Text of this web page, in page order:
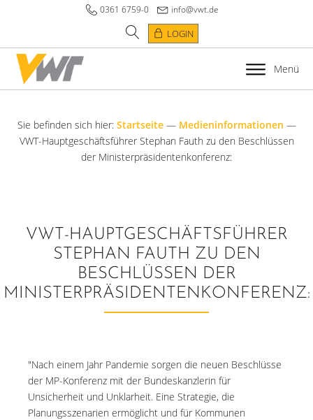
0361 6759-0 info@vwt.de
LOGIN
Menü
Sie befinden sich hier: Startseite— Medieninformationen —
VWT-Hauptgeschäftsführer Stephan Fauth zu den Beschlüssen
der Ministerpräsidentenkonferenz:
VWT-HAUPTGESCHÄFTSFÜHRER
STEPHAN FAUTH ZU DEN
BESCHLÜSSEN DER
MINISTERPRÄSIDENTENKONFERENZ:
"Nach einem Jahr Pandemie sorgen die neuen Beschlüsse
der MP-Konferenz mit der Bundeskanzlerin für
Unsicherheit und Unklarheit. Eine Strategie, die
Planungsszenarien ermöglicht und für Kommunen